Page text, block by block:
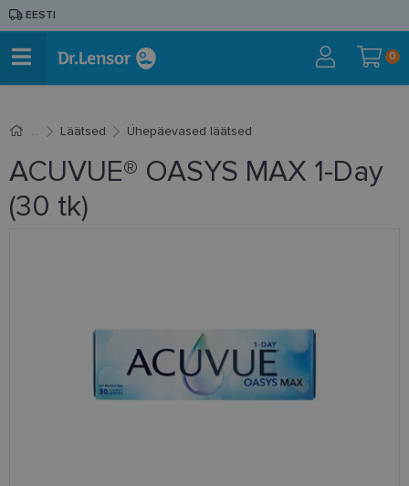
EESTI
0
Läätsed Ühepäevased läätsed
ACUVUE® OASYS MAX 1-Day
(30 tk)